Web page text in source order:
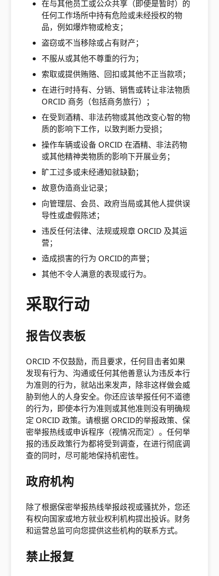
在与其他员工或公众共享（即使是暂时）的
任何工作场所中持有危险或未经授权的物
品，例如爆炸物或枪支；
盗窃或不当移除或占有财产；
不服从或其他不尊重的行为；
索取或提供贿赂、回扣或其他不正当款项；
在进行时持有、分销、销售或转让非法物质
ORCID 商务（包括商务旅行）；
在受到酒精、非法药物或其他改变心智的物
质的影响下工作，以致判断力受损；
操作车辆或设备 ORCID 在酒精、非法药物
或其他精神类物质的影响下开展业务；
旷工过多或未经通知就缺勤；
故意伪造商业记录；
向管理层、会员、政府当局或其他人提供误
导性或虚假陈述；
违反任何法律、法规或规章 ORCID 及其运
营；
造成损害的行为 ORCID的声誉；
其他不令人满意的表现或行为。
采取行动
报告仪表板
ORCID 不仅鼓励，而且要求，任何目击者如果
发现有行为、沟通或任何其他善意认为违反本行
为准则的行为，就站出来发声，除非这样做会威
胁到他人的人身安全。你还应该举报任何不道德
的行为，即使本行为准则或其他准则没有明确规
定 ORCID 政策。请根据 ORCID的举报政策、保
密举报热线或申诉程序（视情况而定）。任何举
报的违反政策行为都将受到调查，在进行彻底调
查的同时，尽可能地保持机密性。
政府机构
除了根据保密举报热线举报歧视或骚扰外，您还
有权向国家或地方就业权利机构提出投诉。财务
和运营总监可向您提供这些机构的联系方式。
禁止报复